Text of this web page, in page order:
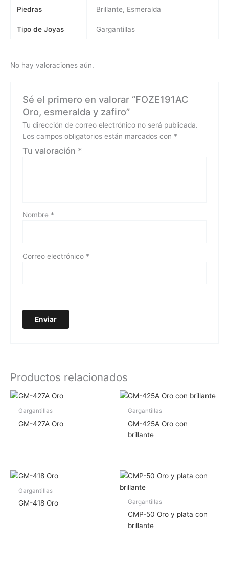
Piedras Brillante, Esmeralda
Tipo de Joyas Gargantillas
No hay valoraciones aún.
Sé el primero en valorar “FOZE191AC
Oro, esmeralda y zafiro”
Tu dirección de correo electrónico no será publicada.
Los campos obligatorios están marcados con *
Tu valoración *
Nombre *
Correo electrónico *
Productos relacionados
Gargantillas
GM-427A Oro
Gargantillas
GM-425A Oro con
brillante
Gargantillas
GM-418 Oro Gargantillas
CMP-50 Oro y plata con
brillante